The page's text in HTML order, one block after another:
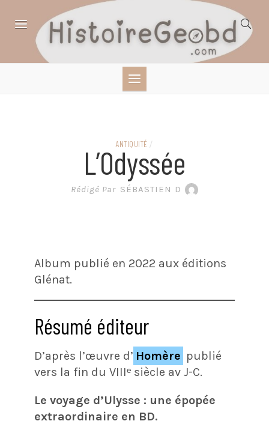
LITTÉRATURE EN
BANDE DESSINÉE
ANTIQUITÉ /
L’Odyssée
Rédigé Par SÉBASTIEN D
Album publié en 2022 aux éditions
Glénat.
Résumé éditeur
D’après l’œuvre d’ Homère publié
vers la fin du VIIIᵉ siècle av J-C.
Le voyage d’Ulysse : une épopée
extraordinaire en BD.